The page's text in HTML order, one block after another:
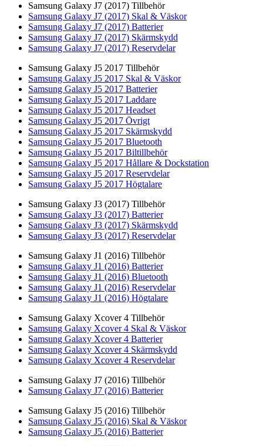
Samsung Galaxy J7 (2017) Tillbehör
Samsung Galaxy J7 (2017) Skal & Väskor
Samsung Galaxy J7 (2017) Batterier
Samsung Galaxy J7 (2017) Skärmskydd
Samsung Galaxy J7 (2017) Reservdelar
Samsung Galaxy J5 2017 Tillbehör
Samsung Galaxy J5 2017 Skal & Väskor
Samsung Galaxy J5 2017 Batterier
Samsung Galaxy J5 2017 Laddare
Samsung Galaxy J5 2017 Headset
Samsung Galaxy J5 2017 Övrigt
Samsung Galaxy J5 2017 Skärmskydd
Samsung Galaxy J5 2017 Bluetooth
Samsung Galaxy J5 2017 Biltillbehör
Samsung Galaxy J5 2017 Hållare & Dockstation
Samsung Galaxy J5 2017 Reservdelar
Samsung Galaxy J5 2017 Högtalare
Samsung Galaxy J3 (2017) Tillbehör
Samsung Galaxy J3 (2017) Batterier
Samsung Galaxy J3 (2017) Skärmskydd
Samsung Galaxy J3 (2017) Reservdelar
Samsung Galaxy J1 (2016) Tillbehör
Samsung Galaxy J1 (2016) Batterier
Samsung Galaxy J1 (2016) Bluetooth
Samsung Galaxy J1 (2016) Reservdelar
Samsung Galaxy J1 (2016) Högtalare
Samsung Galaxy Xcover 4 Tillbehör
Samsung Galaxy Xcover 4 Skal & Väskor
Samsung Galaxy Xcover 4 Batterier
Samsung Galaxy Xcover 4 Skärmskydd
Samsung Galaxy Xcover 4 Reservdelar
Samsung Galaxy J7 (2016) Tillbehör
Samsung Galaxy J7 (2016) Batterier
Samsung Galaxy J5 (2016) Tillbehör
Samsung Galaxy J5 (2016) Skal & Väskor
Samsung Galaxy J5 (2016) Batterier